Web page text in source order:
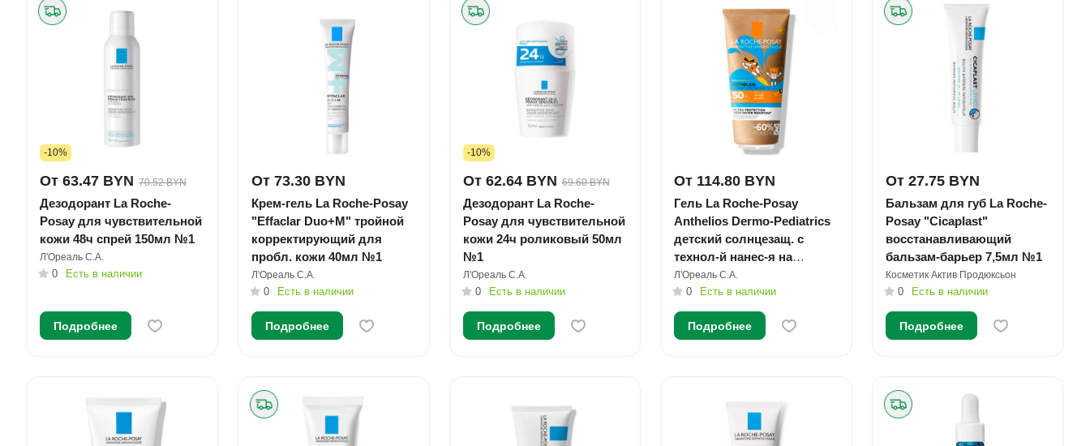
-10%
От 63.47 BYN 70.52 BYN
Дезодорант La Roche-
Posay для чувствительной
кожи 48ч спрей 150мл №1
Л'Ореаль С.А.
0 Есть в наличии
Подробнее
От 73.30 BYN
Крем-гель La Roche-Posay
"Effaclar Duo+М" тройной
корректирующий для
пробл. кожи 40мл №1
Л'Ореаль С.А.
0 Есть в наличии
Подробнее
-10%
От 62.64 BYN 69.60 BYN
Дезодорант La Roche-
Posay для чувствительной
кожи 24ч роликовый 50мл
№1
Л'Ореаль С.А.
0 Есть в наличии
Подробнее
От 114.80 BYN
Гель La Roche-Posay
Anthelios Dermo-Pediatrics
детский солнцезащ. с
технол-й нанес-я на
влажную кожу SPF 50+
200мл №1
Л'Ореаль С.А.
0 Есть в наличии
Подробнее
От 27.75 BYN
Бальзам для губ La Roche-
Posay "Cicaplast"
восстанавливающий
бальзам-барьер 7,5мл №1
Косметик Актив Продюксьон
0 Есть в наличии
Подробнее